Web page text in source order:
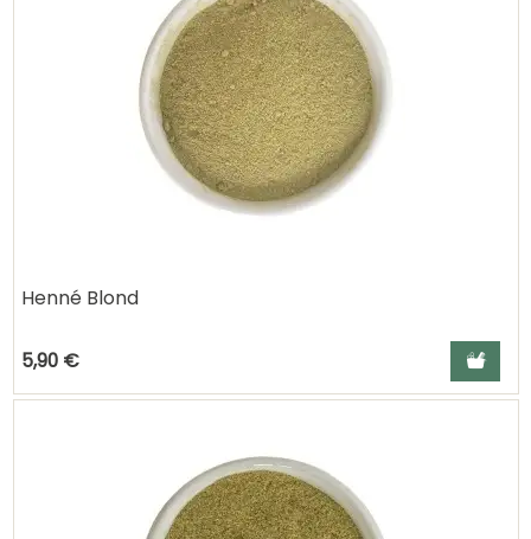
Henné Blond
5,90 € Ajouter